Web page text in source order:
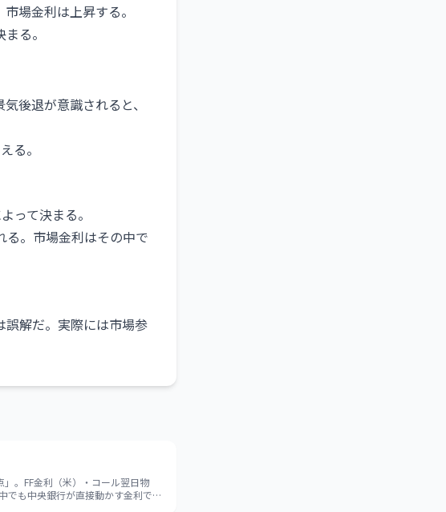
場金利は上昇する。
る。
後退が意識されると、
る。
って決まる。
。市場金利はその中で
誤解だ。実際には市場参
。FF金利（米）・コール翌日物
でも中央銀行が直接動かす金利で、